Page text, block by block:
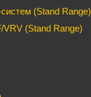
(Stand Range)
(Stand Range)